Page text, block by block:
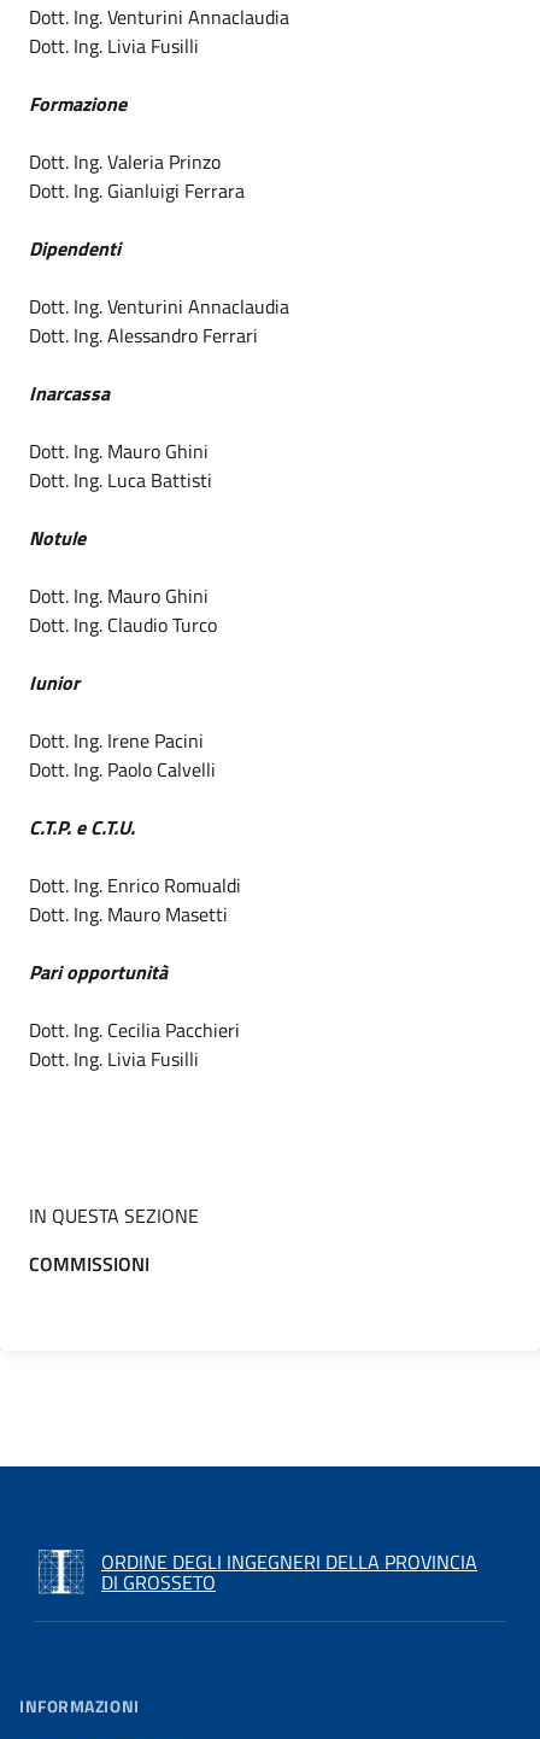
Dott. Ing. Venturini Annaclaudia
Dott. Ing. Livia Fusilli
Formazione
Dott. Ing. Valeria Prinzo
Dott. Ing. Gianluigi Ferrara
Dipendenti
Dott. Ing. Venturini Annaclaudia
Dott. Ing. Alessandro Ferrari
Inarcassa
Dott. Ing. Mauro Ghini
Dott. Ing. Luca Battisti
Notule
Dott. Ing. Mauro Ghini
Dott. Ing. Claudio Turco
Iunior
Dott. Ing. Irene Pacini
Dott. Ing. Paolo Calvelli
C.T.P. e C.T.U.
Dott. Ing. Enrico Romualdi
Dott. Ing. Mauro Masetti
Pari opportunità
Dott. Ing. Cecilia Pacchieri
Dott. Ing. Livia Fusilli
IN QUESTA SEZIONE
COMMISSIONI
ORDINE DEGLI INGEGNERI DELLA PROVINCIA
DI GROSSETO
INFORMAZIONI